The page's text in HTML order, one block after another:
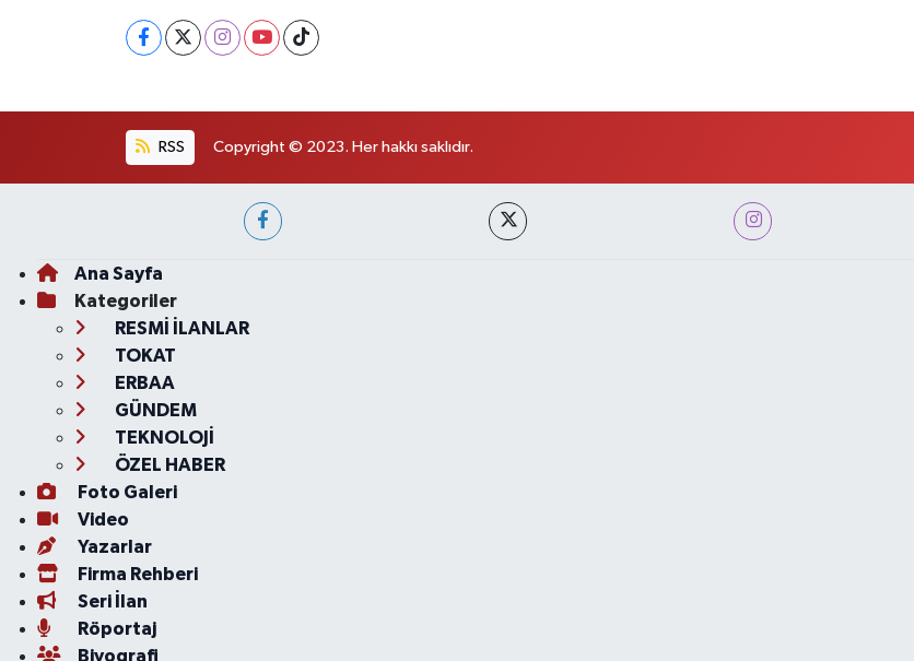
RSS Copyright © 2023. Her hakkı saklıdır.
Ana Sayfa
Kategoriler
RESMİ İLANLAR
TOKAT
ERBAA
GÜNDEM
TEKNOLOJİ
ÖZEL HABER
Foto Galeri
Video
Yazarlar
Firma Rehberi
Seri İlan
Röportaj
Biyografi